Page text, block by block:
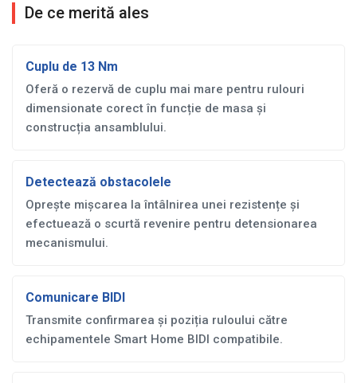
De ce merită ales
Cuplu de 13 Nm
Oferă o rezervă de cuplu mai mare pentru rulouri
dimensionate corect în funcție de masa și
construcția ansamblului.
Detectează obstacolele
Oprește mișcarea la întâlnirea unei rezistențe și
efectuează o scurtă revenire pentru detensionarea
mecanismului.
Comunicare BIDI
Transmite confirmarea și poziția ruloului către
echipamentele Smart Home BIDI compatibile.